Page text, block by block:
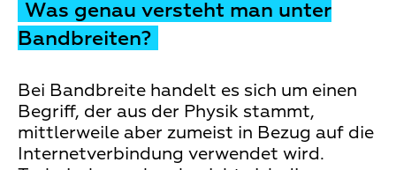
Was genau versteht man unter
Bandbreiten?
Bei Bandbreite handelt es sich um einen
Begriff, der aus der Physik stammt,
mittlerweile aber zumeist in Bezug auf die
Internetverbindung verwendet wird.